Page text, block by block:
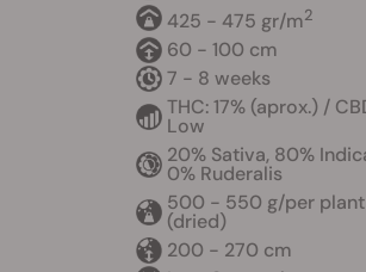
425 - 475 gr/m2
60 - 100 cm
7 - 8 weeks
THC: 17% (aprox.) /
Low
20% Sativa, 80%
0% Ruderalis
500 - 550 g/per plant
(dried)
200 - 270 cm